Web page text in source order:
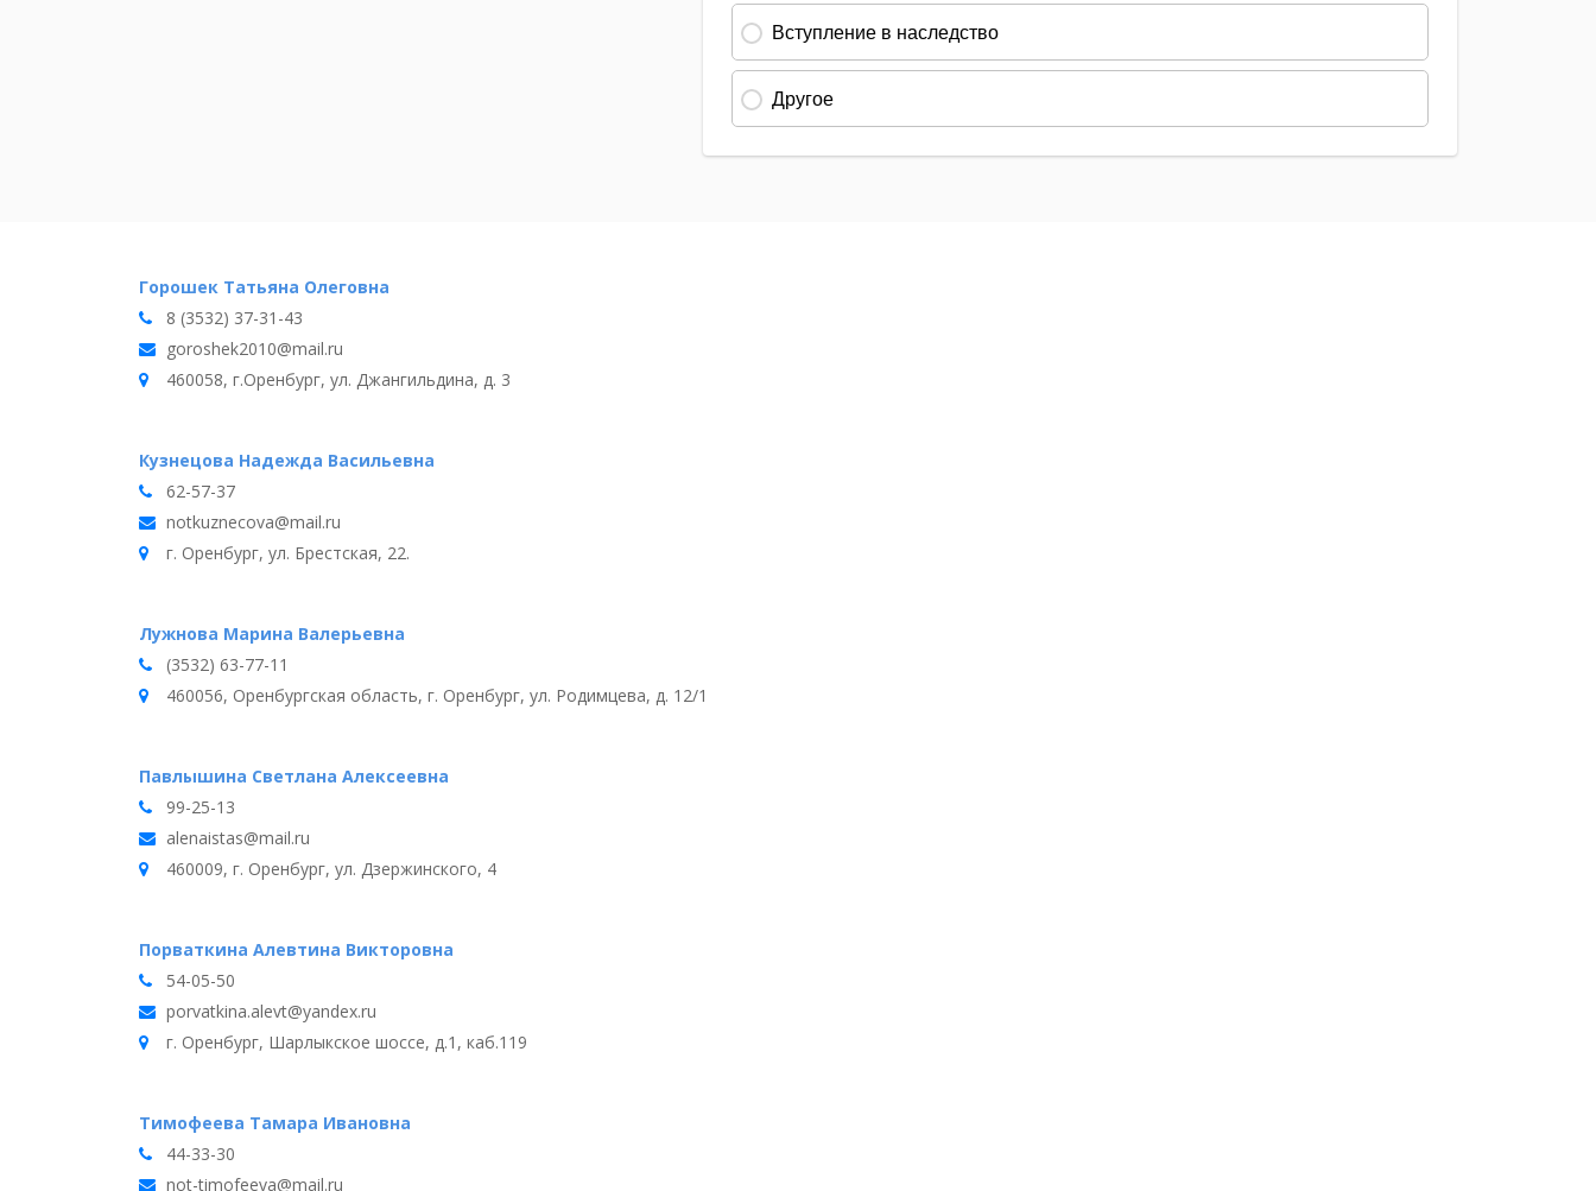
Горошек Татьяна Олеговна
8 (3532) 37-31-43
goroshek2010@mail.ru
460058, г.Оренбург, ул. Джангильдина, д. 3
Кузнецова Надежда Васильевна
62-57-37
notkuznecova@mail.ru
г. Оренбург, ул. Брестская, 22.
Лужнова Марина Валерьевна
(3532) 63-77-11
460056, Оренбургская область, г. Оренбург, ул. Родимцева, д. 12/1
Павлышина Светлана Алексеевна
99-25-13
alenaistas@mail.ru
460009, г. Оренбург, ул. Дзержинского, 4
Порваткина Алевтина Викторовна
54-05-50
porvatkina.alevt@yandex.ru
г. Оренбург, Шарлыкское шоссе, д.1, каб.119
Тимофеева Тамара Ивановна
44-33-30
not-timofeeva@mail.ru